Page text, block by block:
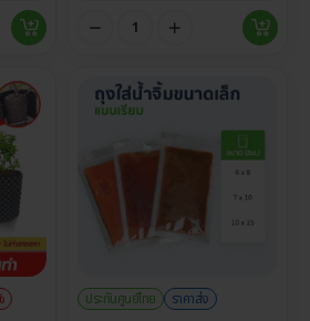
ประกันศูนย์ไทย
ราคาส่ง